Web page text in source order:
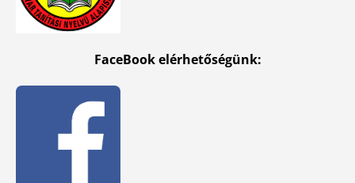
FaceBook elérhetőségünk: